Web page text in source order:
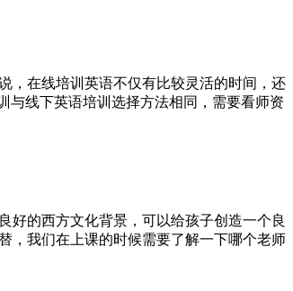
，在线培训英语不仅有比较灵活的时间，还
与线下英语培训选择方法相同，需要看师资
好的西方文化背景，可以给孩子创造一个良
，我们在上课的时候需要了解一下哪个老师